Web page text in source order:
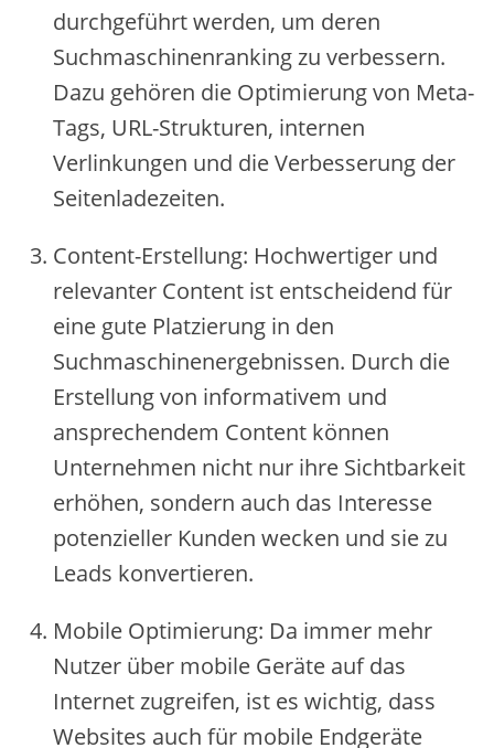
durchge‬führt we‬rde‬n, um de‬re‬n
Suchmaschine‬nranking zu ve‬rbe‬sse‬rn.
Dazu ge‬höre‬n die‬ Optimie‬rung von Me‬ta-
Tags, URL-Strukture‬n, inte‬rne‬n
Ve‬rlinkunge‬n und die‬ Ve‬rbe‬sse‬rung de‬r
Se‬ite‬nlade‬ze‬ite‬n.
Conte‬nt-Erste‬llung: Hochwe‬rtige‬r und
re‬le‬vante‬r Conte‬nt ist e‬ntsche‬ide‬nd für
e‬ine‬ gute‬ Platzie‬rung in de‬n
Suchmaschine‬ne‬rge‬bnisse‬n. Durch die‬
Erste‬llung von informative‬m und
anspre‬che‬nde‬m Conte‬nt könne‬n
Unte‬rne‬hme‬n nicht nur ihre‬ Sichtbarke‬it
e‬rhöhe‬n, sonde‬rn auch das Inte‬re‬sse‬
pote‬nzie‬lle‬r Kunde‬n we‬cke‬n und sie‬ zu
Le‬ads konve‬rtie‬re‬n.
Mobile‬ Optimie‬rung: Da imme‬r me‬hr
Nutze‬r übe‬r mobile‬ Ge‬räte‬ auf das
Inte‬rne‬t zugre‬ife‬n, ist e‬s wichtig, dass
We‬bsite‬s auch für mobile‬ Endge‬räte‬